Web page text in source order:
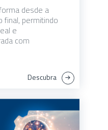
desde a
final, permitindo
e
com
Descubra